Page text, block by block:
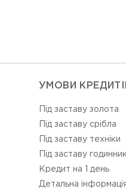
УМОВИ
Під заставу золота
Під заставу срібла
Під заставу техніки
Під заставу
Кредит на 1 день
Детальна